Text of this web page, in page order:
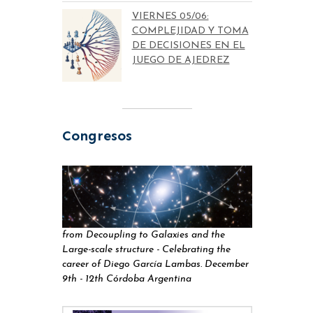
VIERNES 05/06:
COMPLEJIDAD Y TOMA
DE DECISIONES EN EL
JUEGO DE AJEDREZ
Congresos
from Decoupling to Galaxies and the
Large-scale structure - Celebrating the
career of Diego García Lambas. December
9th - 12th Córdoba Argentina